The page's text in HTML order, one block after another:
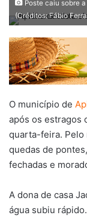
Poste caiu sobre
(Créditos: Fábio
O município de
após os estragos
quarta-feira. Pelo
quedas de
fechadas e
A dona de casa
água subiu